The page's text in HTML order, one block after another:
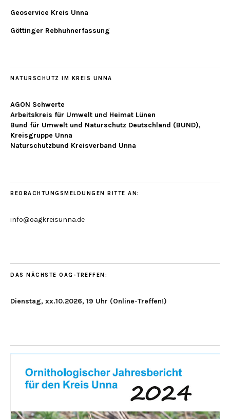
Geoservice Kreis Unna
Göttinger Rebhuhnerfassung
NATURSCHUTZ IM KREIS UNNA
AGON Schwerte
Arbeitskreis für Umwelt und Heimat Lünen
Bund für Umwelt und Naturschutz Deutschland (BUND),
Kreisgruppe Unna
Naturschutzbund Kreisverband Unna
BEOBACHTUNGSMELDUNGEN BITTE AN:
info@oagkreisunna.de
DAS NÄCHSTE OAG-TREFFEN:
Dienstag, xx.10.2026, 19 Uhr (Online-Treffen!)